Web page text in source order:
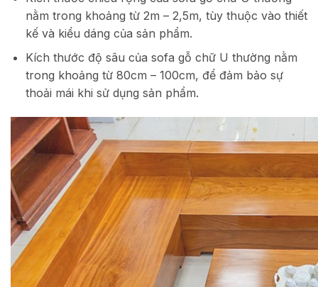
nằm trong khoảng từ 2m – 2,5m, tùy thuộc vào thiết
kế và kiểu dáng của sản phẩm.
Kích thước độ sâu của sofa gỗ chữ U thường nằm
trong khoảng từ 80cm – 100cm, để đảm bảo sự
thoải mái khi sử dụng sản phẩm.